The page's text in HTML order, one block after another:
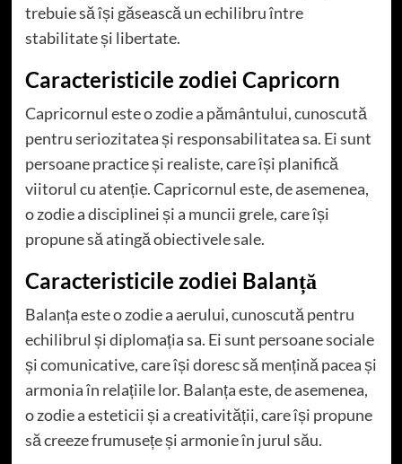
trebuie să își găsească un echilibru între
stabilitate și libertate.
Caracteristicile zodiei Capricorn
Capricornul este o zodie a pământului, cunoscută
pentru seriozitatea și responsabilitatea sa. Ei sunt
persoane practice și realiste, care își planifică
viitorul cu atenție. Capricornul este, de asemenea,
o zodie a disciplinei și a muncii grele, care își
propune să atingă obiectivele sale.
Caracteristicile zodiei Balanță
Balanța este o zodie a aerului, cunoscută pentru
echilibrul și diplomația sa. Ei sunt persoane sociale
și comunicative, care își doresc să mențină pacea și
armonia în relațiile lor. Balanța este, de asemenea,
o zodie a esteticii și a creativității, care își propune
să creeze frumusețe și armonie în jurul său.